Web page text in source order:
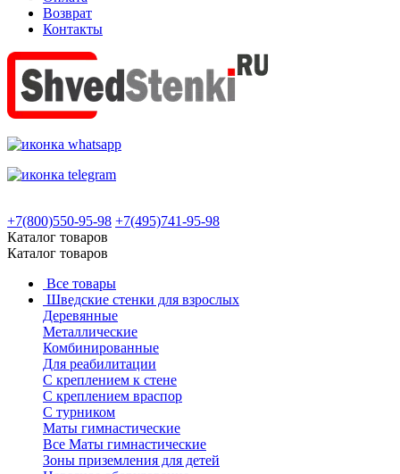
Возврат
Контакты
+7(800)550-95-98 +7(495)741-95-98
Каталог товаров
Каталог товаров
Все товары
Шведские стенки для взрослых
Деревянные
Металлические
Комбинированные
Для реабилитации
С креплением к стене
С креплением враспор
С турником
Маты гимнастические
Все Маты гимнастические
Зоны приземления для детей